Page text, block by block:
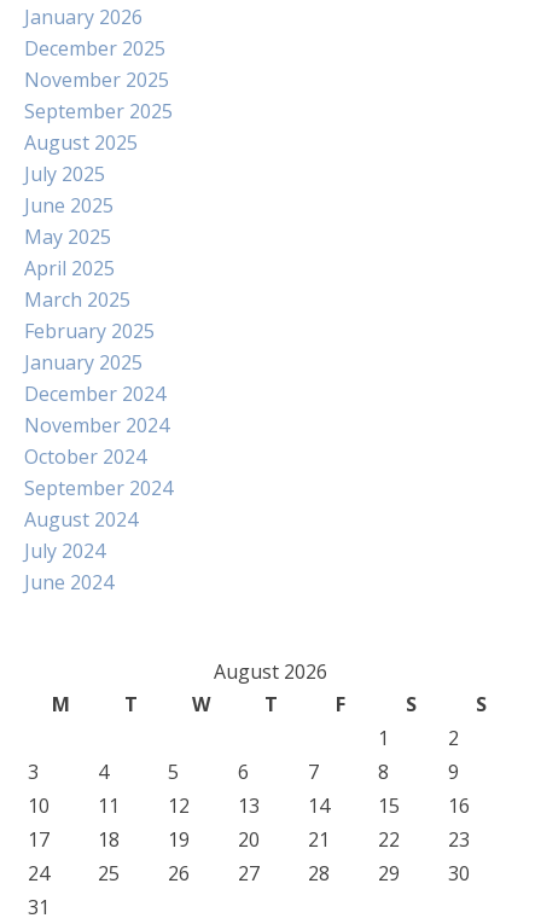
January 2026
December 2025
November 2025
September 2025
August 2025
July 2025
June 2025
May 2025
April 2025
March 2025
February 2025
January 2025
December 2024
November 2024
October 2024
September 2024
August 2024
July 2024
June 2024
August 2026
M
T W T F S
S
1
2
3
4 5 6 7 8
9
10
11 12 13 14 15
16
17
18 19 20 21 22
23
24
25 26 27 28 29
30
31